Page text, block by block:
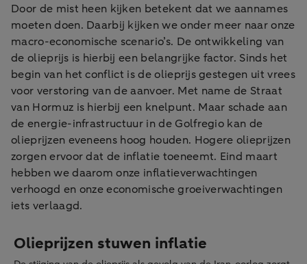
Door de mist heen kijken betekent dat we aannames
moeten doen. Daarbij kijken we onder meer naar onze
macro-economische scenario’s. De ontwikkeling van
de olieprijs is hierbij een belangrijke factor. Sinds het
begin van het conflict is de olieprijs gestegen uit vrees
voor verstoring van de aanvoer. Met name de Straat
van Hormuz is hierbij een knelpunt. Maar schade aan
de energie-infrastructuur in de Golfregio kan de
olieprijzen eveneens hoog houden. Hogere olieprijzen
zorgen ervoor dat de inflatie toeneemt. Eind maart
hebben we daarom onze inflatieverwachtingen
verhoogd en onze economische groeiverwachtingen
iets verlaagd.